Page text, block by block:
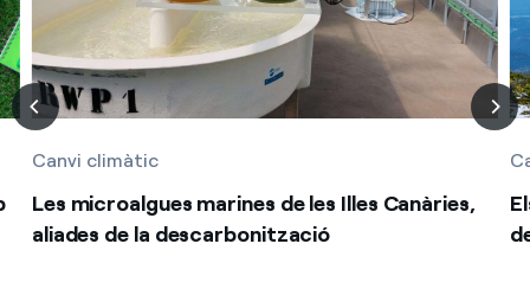
Canvi climàtic
Les microalgues marines de les Illes Canàries,
aliades de la descarbonització